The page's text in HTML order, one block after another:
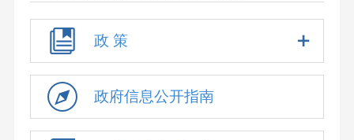
政 策
政府信息公开指南